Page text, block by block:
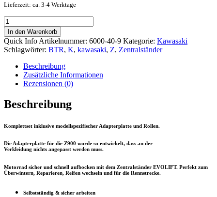
Lieferzeit: ca. 3-4 Werktage
Zentralständer
EVOLIFT
für
Kawasaki
Z
Menge
In den Warenkorb
Quick Info Artikelnummer: 6000-40-9 Kategorie: Kawasaki
Schlagwörter: BTR, K, kawasaki, Z, Zentralständer
Beschreibung
Zusätzliche Informationen
Rezensionen (0)
Beschreibung
Komplettset inklusive modellspezifischer Adapterplatte und Rollen.
Die Adapterplatte für die Z900 wurde so entwickelt, dass an der
Verkleidung nichts angepasst werden muss.
Motorrad sicher und schnell aufbocken mit dem Zentralständer EVOLIFT. Perfekt zum
Überwintern, Reparieren, Reifen wechseln und für die Rennstrecke.
Selbstständig & sicher arbeiten